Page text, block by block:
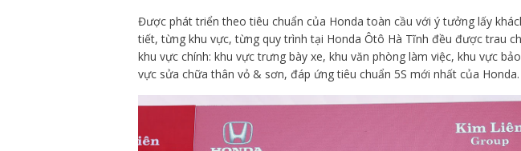
Được phát triển theo tiêu chuẩn của Honda toàn cầu với ý tưởng lấy
tiết, từng khu vực, từng quy trình tại Honda Ôtô Hà Tĩnh đều được trau
khu vực chính: khu vực trưng bày xe, khu văn phòng làm việc, khu vực
vực sửa chữa thân vỏ & sơn, đáp ứng tiêu chuẩn 5S mới nhất của Honda.